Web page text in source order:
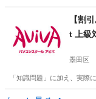
千
【割
t 上級
墨田区
「知識問題」に加え、実際
東京 墨田区